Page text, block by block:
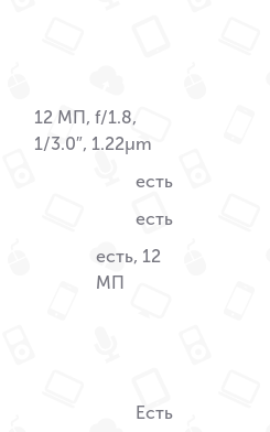
12 МП, f/1.8,
1/3.0″, 1.22µm
есть
есть
есть, 12
МП
Есть